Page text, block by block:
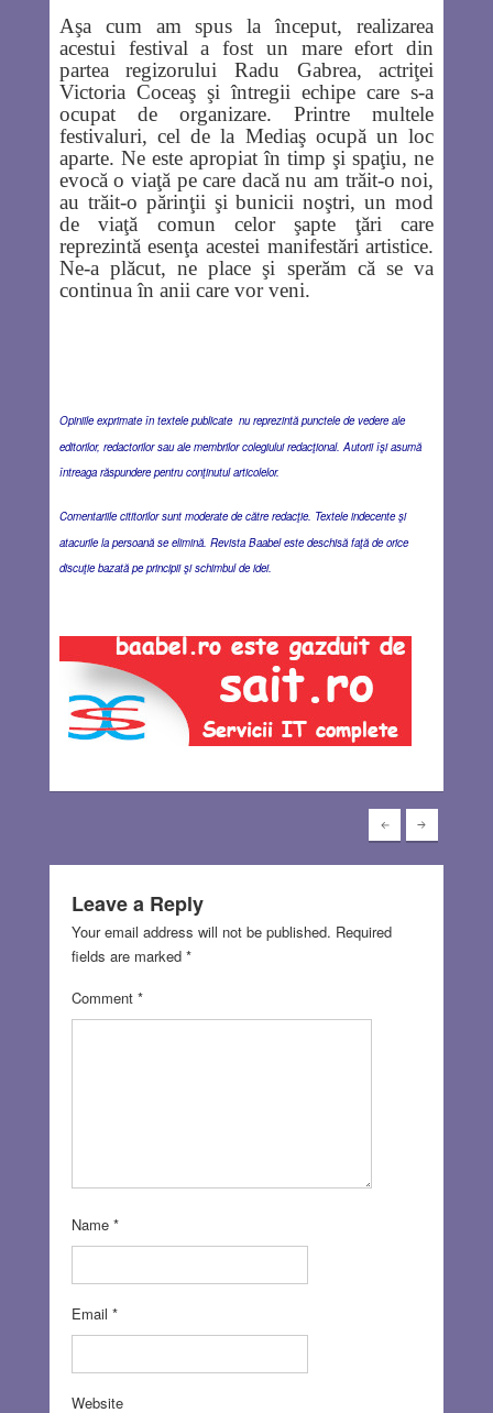
Aşa cum am spus la început, realizarea
acestui festival a fost un mare efort din
partea regizorului Radu Gabrea, actriţei
Victoria Coceaş şi întregii echipe care s-a
ocupat de organizare. Printre multele
festivaluri, cel de la Mediaş ocupă un loc
aparte. Ne este apropiat în timp şi spaţiu, ne
evocă o viaţă pe care dacă nu am trăit-o noi,
au trăit-o părinţii şi bunicii noştri, un mod
de viaţă comun celor şapte ţări care
reprezintă esenţa acestei manifestări artistice.
Ne-a plăcut, ne place şi sperăm că se va
continua în anii care vor veni.
Opiniile exprimate în textele publicate nu reprezintă punctele de vedere ale
editorilor, redactorilor sau ale membrilor colegiului redacţional. Autorii îşi asumă
întreaga răspundere pentru conţinutul articolelor.
Comentariile cititorilor sunt moderate de către redacţie. Textele indecente şi
atacurile la persoană se elimină. Revista Baabel este deschisă faţă de orice
discuţie bazată pe principii şi schimbul de idei.
Leave a Reply
Your email address will not be published. Required
fields are marked *
Comment *
Name *
Email *
Website